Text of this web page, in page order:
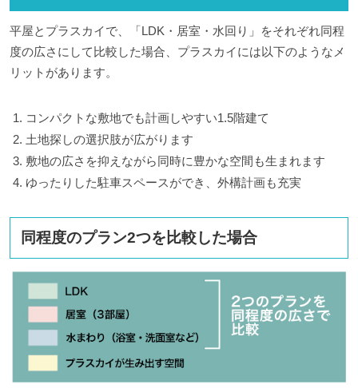
平屋とプラスカイで、「LDK・居室・水回り」をそれぞれ同程
度の広さにして比較した場合、プラスカイには以下のようなメ
リットがあります。
コンパクトな敷地でも計画しやすい1.5階建て
土地探しの選択肢が広がります
敷地の広さを抑えながら同時に豊かな空間も生まれます
ゆったりした駐車スペースができ、外構計画も充実
同程度のプラン2つを比較した場合